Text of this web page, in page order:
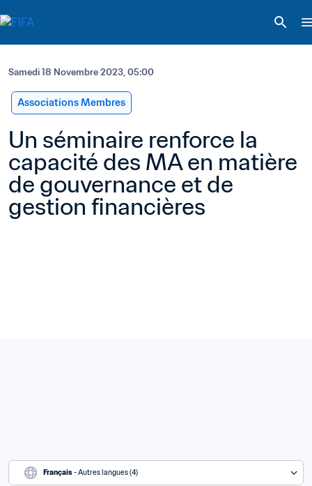
Samedi 18 Novembre 2023, 05:00
Associations Membres
Un séminaire renforce la
capacité des MA en matière
de gouvernance et de
gestion financières
Français - Autres langues (4)